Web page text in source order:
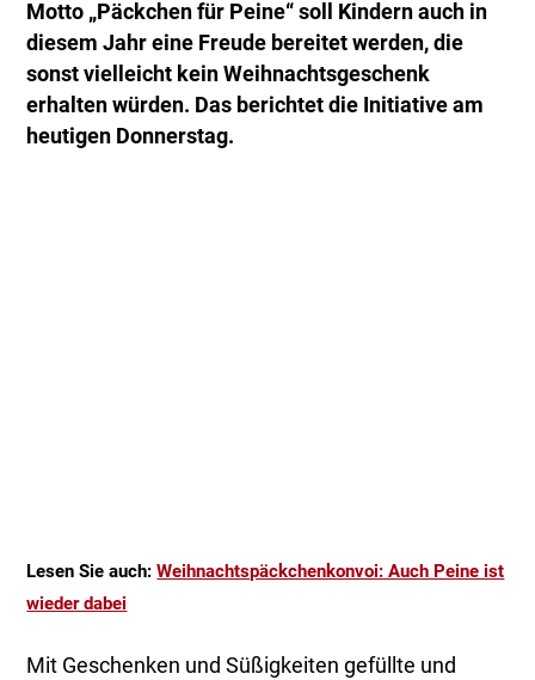
Motto „Päckchen für Peine“ soll Kindern auch in
diesem Jahr eine Freude bereitet werden, die
sonst vielleicht kein Weihnachtsgeschenk
erhalten würden. Das berichtet die Initiative am
heutigen Donnerstag.
Lesen Sie auch:Weihnachtspäckchenkonvoi: Auch Peine ist
wieder dabei
Mit Geschenken und Süßigkeiten gefüllte und